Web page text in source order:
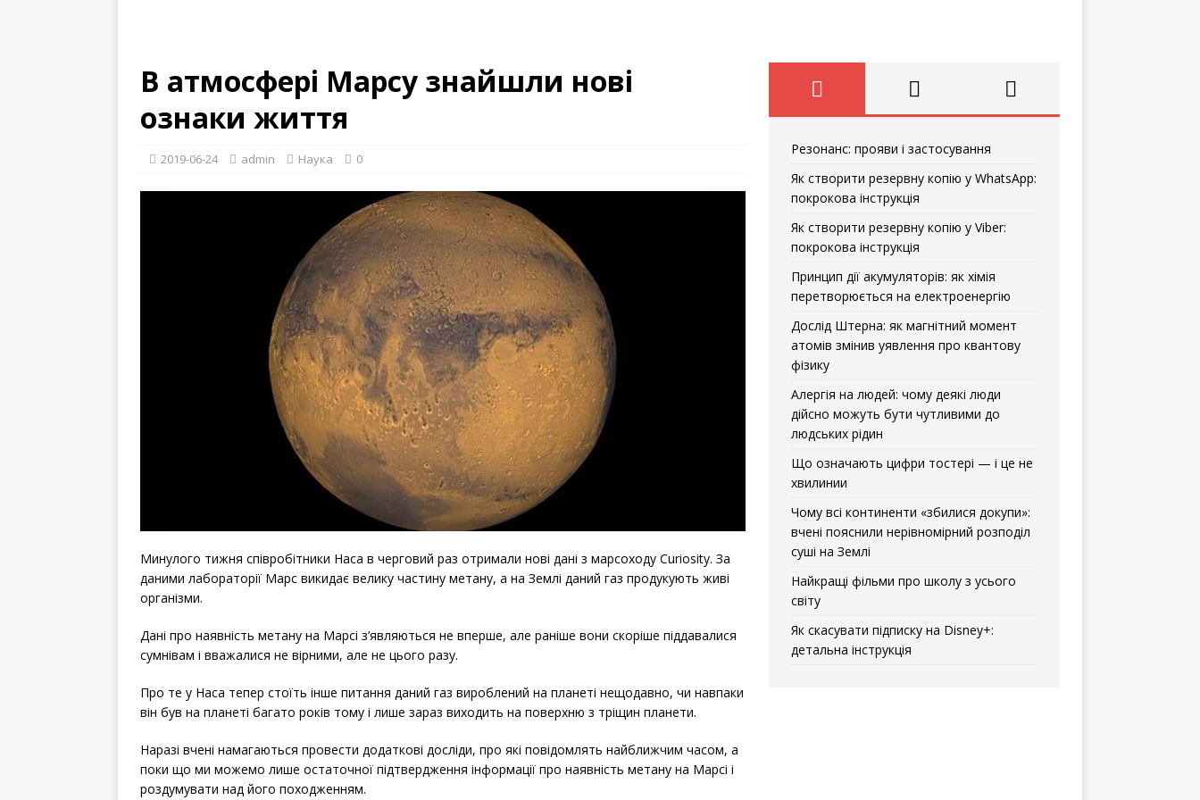
В атмосфері Марсу знайшли нові
ознаки життя
2019-06-24 admin Наука 0
Минулого тижня співробітники Наса в черговий раз отримали нові дані з марсоходу Curiosity. За
даними лабораторії Марс викидає велику частину метану, а на Землі даний газ продукують живі
організми.
Дані про наявність метану на Марсі з’являються не вперше, але раніше вони скоріше піддавалися
сумнівам і вважалися не вірними, але не цього разу.
Про те у Наса тепер стоїть інше питання даний газ вироблений на планеті нещодавно, чи навпаки
він був на планеті багато років тому і лише зараз виходить на поверхню з тріщин планети.
Наразі вчені намагаються провести додаткові досліди, про які повідомлять найближчим часом, а
поки що ми можемо лише остаточної підтвердження інформації про наявність метану на Марсі і
роздумувати над його походженням.
Резонанс: прояви і застосування
Як створити резервну копію у WhatsApp:
покрокова інструкція
Як створити резервну копію у Viber:
покрокова інструкція
Принцип дії акумуляторів: як хімія
перетворюється на електроенергію
Дослід Штерна: як магнітний момент
атомів змінив уявлення про квантову
фізику
Алергія на людей: чому деякі люди
дійсно можуть бути чутливими до
людських рідин
Що означають цифри тостері — і це не
хвилинии
Чому всі континенти «збилися докупи»:
вчені пояснили нерівномірний розподіл
суші на Землі
Найкращі фільми про школу з усього
світу
Як скасувати підписку на Disney+:
детальна інструкція